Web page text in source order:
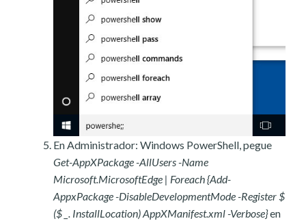
En Administrador: Windows PowerShell, pegue
Get-AppXPackage -AllUsers -Name
Microsoft.MicrosoftEdge | Foreach {Add-
AppxPackage -DisableDevelopmentMode -Register $
($ _. InstallLocation) AppXManifest.xml -Verbose}en